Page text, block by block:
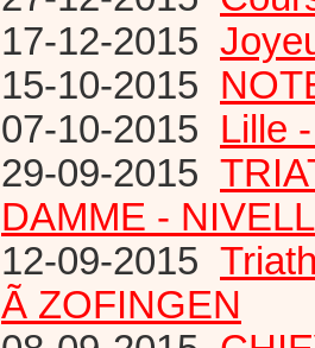
17-12-2015
15-10-2015
07-10-2015 Lille
29-09-2015
DAMME -
12-09-2015
Ã ZOFINGEN